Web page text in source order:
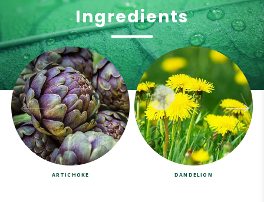
Ingredients
ARTICHOKE DANDELION